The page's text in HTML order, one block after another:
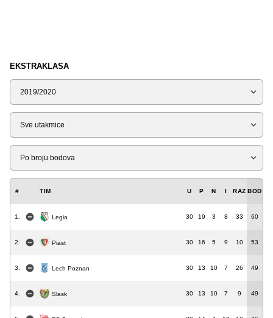
EKSTRAKLASA
Sezona
Tip
Liga
# TIM U P N I RAZ BOD
1. Legia 30 19 3 8 33 60
2. Piast 30 16 5 9 10 53
3. Lech Poznan 30 13 10 7 26 49
4. Slask 30 13 10 7 9 49